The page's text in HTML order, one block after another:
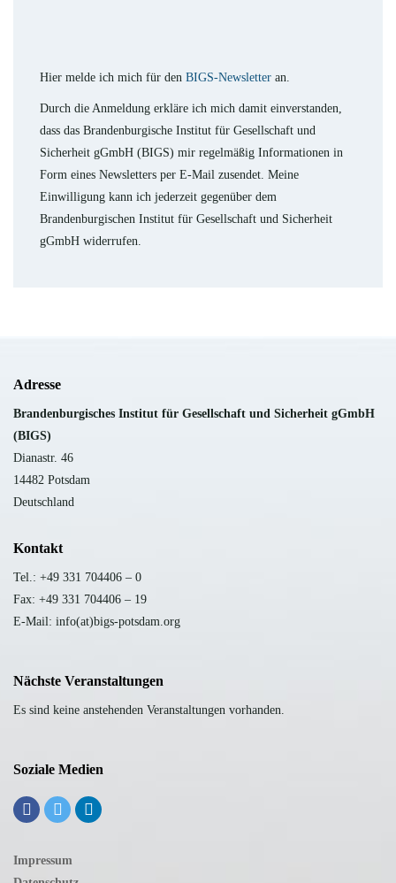
Hier melde ich mich für den BIGS-Newsletter an.
Durch die Anmeldung erkläre ich mich damit einverstanden,
dass das Brandenburgische Institut für Gesellschaft und
Sicherheit gGmbH (BIGS) mir regelmäßig Informationen in
Form eines Newsletters per E-Mail zusendet. Meine
Einwilligung kann ich jederzeit gegenüber dem
Brandenburgischen Institut für Gesellschaft und Sicherheit
gGmbH widerrufen.
Adresse
Brandenburgisches Institut für Gesellschaft und Sicherheit gGmbH
(BIGS)
Dianastr. 46
14482 Potsdam
Deutschland
Kontakt
Tel.: +49 331 704406 – 0
Fax: +49 331 704406 – 19
E-Mail: info(at)bigs-potsdam.org
Nächste Veranstaltungen
Es sind keine anstehenden Veranstaltungen vorhanden.
Soziale Medien
Impressum